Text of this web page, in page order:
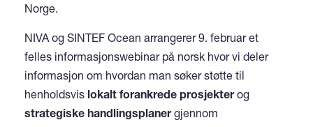
Norge.
NIVA og SINTEF Ocean arrangerer 9. februar et
felles informasjonswebinar på norsk hvor vi deler
informasjon om hvordan man søker støtte til
henholdsvis lokalt forankrede prosjekterog
strategiske handlingsplanergjennom